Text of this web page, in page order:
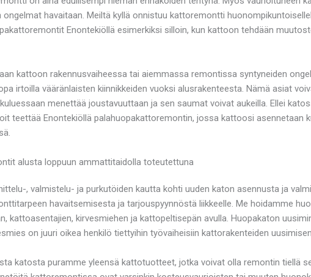
havaitaan. Meiltä kyllä onnistuu kattoremontti
Enontekiöllä esimerkiksi silloin, kun kattoon tehdään
kattoon rakennusvaiheessa tai aiemmassa remontissa syntyneiden
irtoilla vääränlaisten kiinnikkeiden vuoksi alusrakenteesta. Nämä asiat
menettää joustavuuttaan ja sen saumat voivat aukeilla. Ellei
teettää Enontekiöllä palahuopakattoremontin, jossa kattoosi asennetaan
alusta loppuun ammattitaidolla toteutettuna
, valmistelu- ja purkutöiden kautta kohti uuden katon asennusta ja
havaitsemisesta ja tarjouspyynnöstä liikkeelle. Me hoidamme
kattoasentajien, kirvesmiehen ja kattopeltisepän avulla. Huopakaton
on juuri oikea henkilö tiettyihin työvaiheisiin kattorakenteiden
katosta puramme yleensä kattotuotteet, jotka voivat olla remontin tiellä